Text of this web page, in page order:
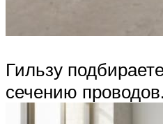
Гильзу
сечению проводов.